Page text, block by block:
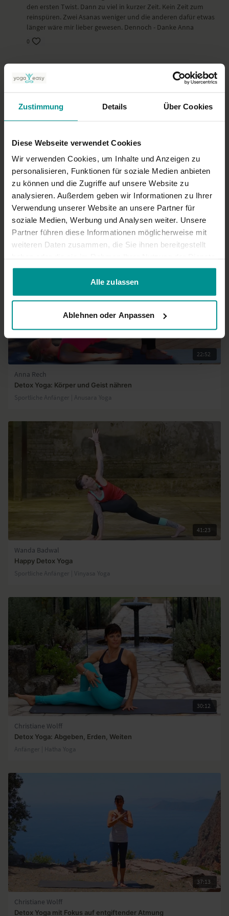
Zustimmung Details Über Cookies
Diese Webseite verwendet Cookies
Wir verwenden Cookies, um Inhalte und Anzeigen zu
personalisieren, Funktionen für soziale Medien anbieten
zu können und die Zugriffe auf unsere Website zu
analysieren. Außerdem geben wir Informationen zu Ihrer
Verwendung unserer Website an unsere Partner für
soziale Medien, Werbung und Analysen weiter. Unsere
Partner führen diese Informationen möglicherweise mit
weiteren Daten zusammen, die Sie ihnen bereitgestellt
gesammelt haben.
Alle zulassen
Ablehnen oder Anpassen
den ersten Twist. Dann zu viel in kurzer Zeit. Kein Zeit zum
reinspüren. Zwei Asanas weniger und die anderen dafür etwas
länger wäre mir lieber gewesen. Dennoch - Danke Anna
0
Sehr schön, vielen Dank dafür :)
Birgit A. Januar 21, 2025
angeleitet wird.
0
Mehr laden
Ähnliche Videos
22:52
Anna Rech
Detox Yoga: Körper und Geist nähren
Sportliche Anfänger | Anusara Yoga
41:23
Wanda Badwal
Happy Detox Yoga
Sportliche Anfänger | Vinyasa Yoga
30:12
Christiane Wolff
Detox Yoga: Abgeben, Erden, Weiten
Anfänger | Hatha Yoga
37:13
Christiane Wolff
Detox Yoga mit Fokus auf entgiftender Atmung